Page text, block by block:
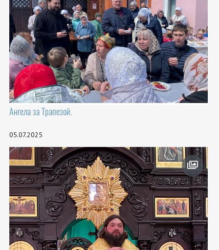
Ангела за Трапезой.
05.07.2025